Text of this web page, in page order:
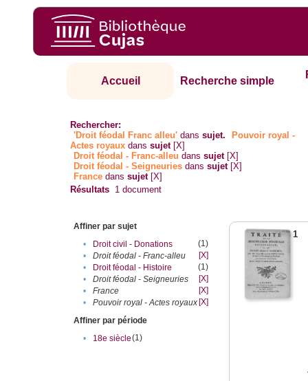
Accueil Recherche simple
Rechercher:
'Droit féodal Franc alleu' danssujet.
Pouvoir royal -
Actes royaux danssujet [X]
Droit féodal - Franc-alleu‎ danssujet [X]
Droit féodal - Seigneuries danssujet [X]
France danssujet [X]
Résultats 1 document
Affiner par sujet
•
Droit civil - Donations
(1)
•
Droit féodal - Franc-alleu‎
[X]
•
Droit féodal - Histoire
(1)
•
Droit féodal - Seigneuries
[X]
•
France
[X]
•
Pouvoir royal - Actes royaux [X]
Affiner par période
•
18e siècle(1)
1